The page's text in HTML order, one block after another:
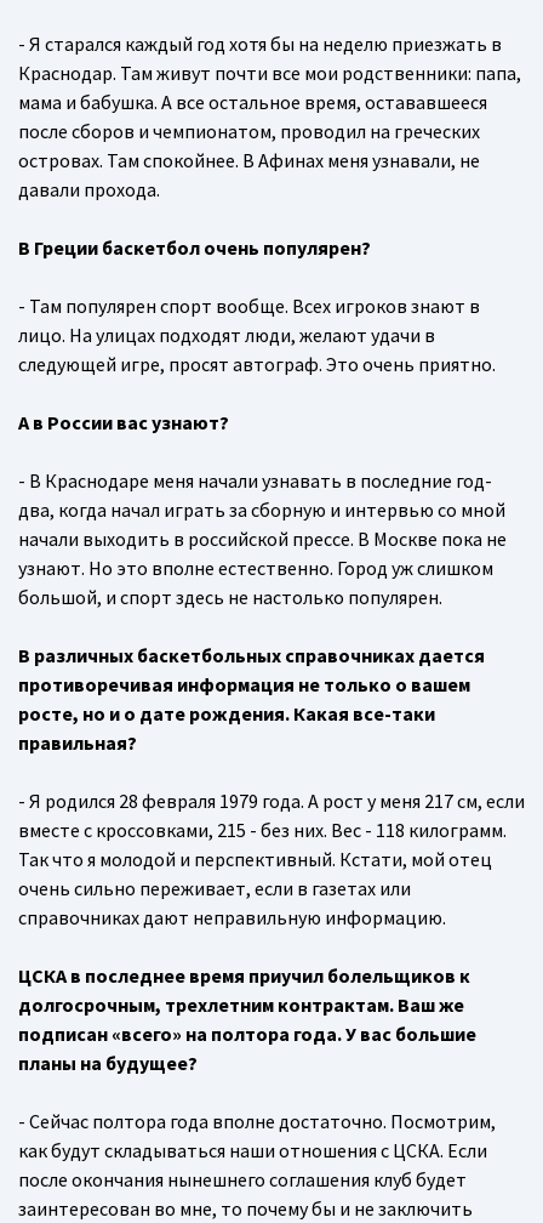
- Я старался каждый год хотя бы на неделю приезжать в
Краснодар. Там живут почти все мои родственники: папа,
мама и бабушка. А все остальное время, остававшееся
после сборов и чемпионатом, проводил на греческих
островах. Там спокойнее. В Афинах меня узнавали, не
давали прохода.
В Греции баскетбол очень популярен?
- Там популярен спорт вообще. Всех игроков знают в
лицо. На улицах подходят люди, желают удачи в
следующей игре, просят автограф. Это очень приятно.
А в России вас узнают?
- В Краснодаре меня начали узнавать в последние год-
два, когда начал играть за сборную и интервью со мной
начали выходить в российской прессе. В Москве пока не
узнают. Но это вполне естественно. Город уж слишком
большой, и спорт здесь не настолько популярен.
В различных баскетбольных справочниках дается
противоречивая информация не только о вашем
росте, но и о дате рождения. Какая все-таки
правильная?
- Я родился 28 февраля 1979 года. А рост у меня 217 см, если
вместе с кроссовками, 215 - без них. Вес - 118 килограмм.
Так что я молодой и перспективный. Кстати, мой отец
очень сильно переживает, если в газетах или
справочниках дают неправильную информацию.
ЦСКА в последнее время приучил болельщиков к
долгосрочным, трехлетним контрактам. Ваш же
подписан «всего» на полтора года. У вас большие
планы на будущее?
- Сейчас полтора года вполне достаточно. Посмотрим,
как будут складываться наши отношения с ЦСКА. Если
после окончания нынешнего соглашения клуб будет
заинтересован во мне, то почему бы и не заключить